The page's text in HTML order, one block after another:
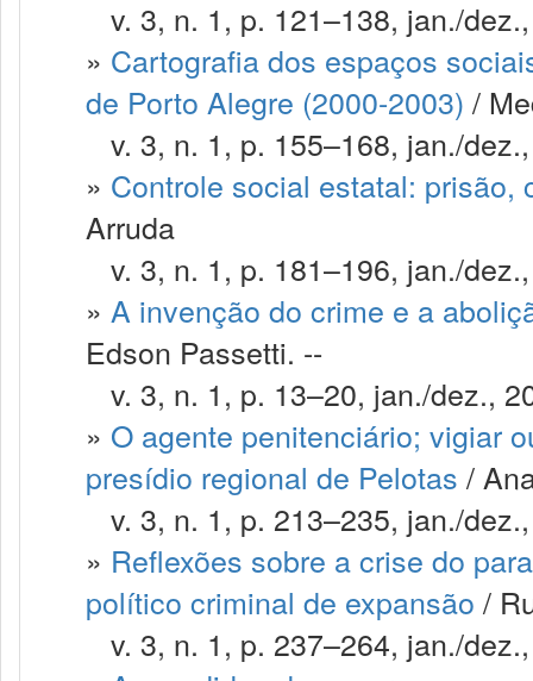
v. 3, n. 1, p. 121–138, jan./
» Cartografia dos espaços
de Porto Alegre (2000-2003) /
v. 3, n. 1, p. 155–168, jan./
» Controle social estatal: prisão,
Arruda
v. 3, n. 1, p. 181–196, jan./
» A invenção do crime e a
Edson Passetti. --
v. 3, n. 1, p. 13–20, jan./dez.,
» O agente penitenciário; vigiar
presídio regional de Pelotas /
v. 3, n. 1, p. 213–235, jan./
» Reflexões sobre a crise do
político criminal de expansão /
v. 3, n. 1, p. 237–264, jan./